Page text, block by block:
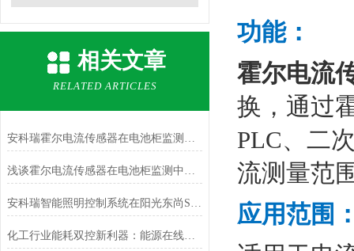
相关文章
RELATED ARTICLES
安科瑞霍尔电流传感器在电池柜监测中的应用
浅谈霍尔电流传感器在电池柜监测中的应用
安科瑞智能照明控制系统在阳光东尚S5地块的设计和应用
化工行业能耗双控新利器：能源在线监测系统如何破解高耗能困局？
功能：
霍尔电流
换，通过
PLC、二
流测量范
应用范围